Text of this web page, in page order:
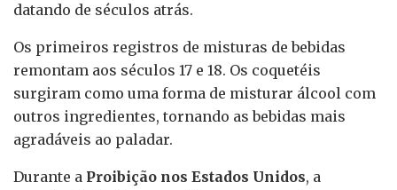
datando de séculos atrás.
Os primeiros registros de misturas de bebidas
remontam aos séculos 17 e 18. Os coquetéis
surgiram como uma forma de misturar álcool com
outros ingredientes, tornando as bebidas mais
agradáveis ao paladar.
Durante a Proibição nos Estados Unidos, a